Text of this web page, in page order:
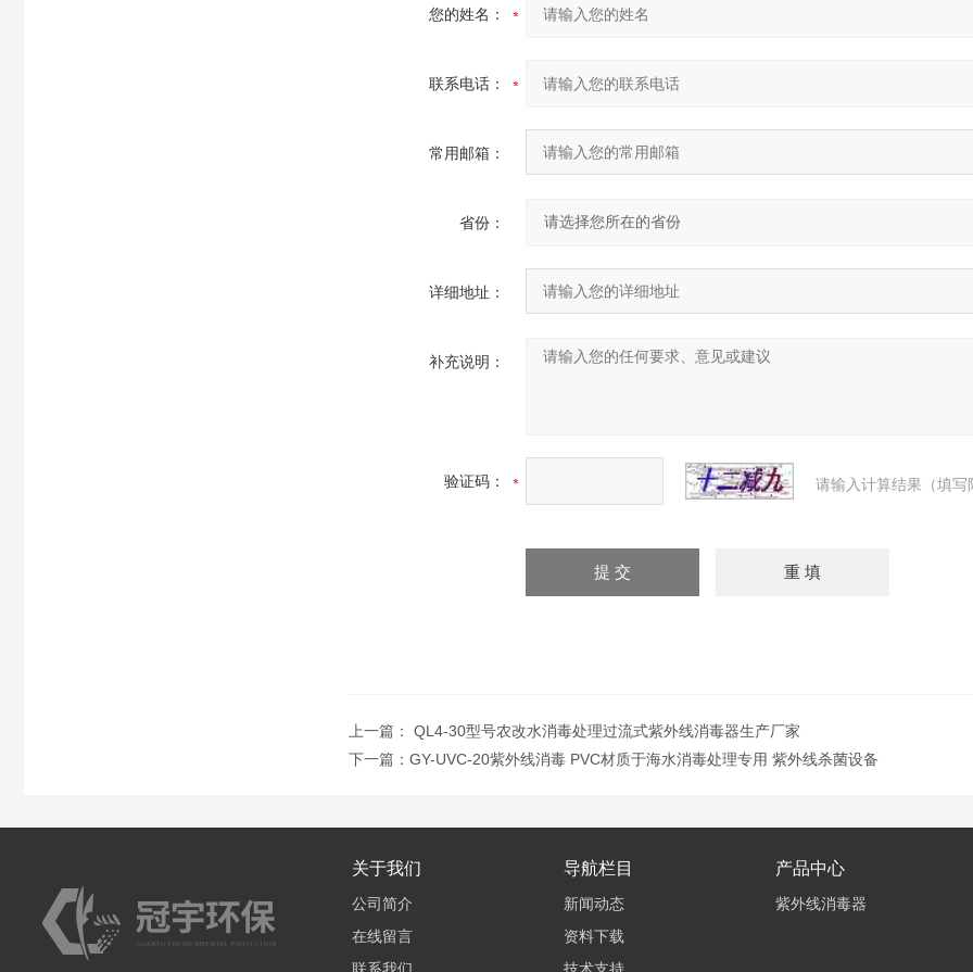
您的姓名：
联系电话：
常用邮箱：
省份：
详细地址：
补充说明：
验证码： 请输入计算结果（填
上一篇： QL4-30型号农改水消毒处理过流式紫外线消毒器生产厂家
下一篇： GY-UVC-20紫外线消毒 PVC材质于海水消毒处理专用 紫外线杀菌设备
关于我们
公司简介
在线留言
导航栏目
新闻动态
资料下载
产品中心
紫外线消毒器